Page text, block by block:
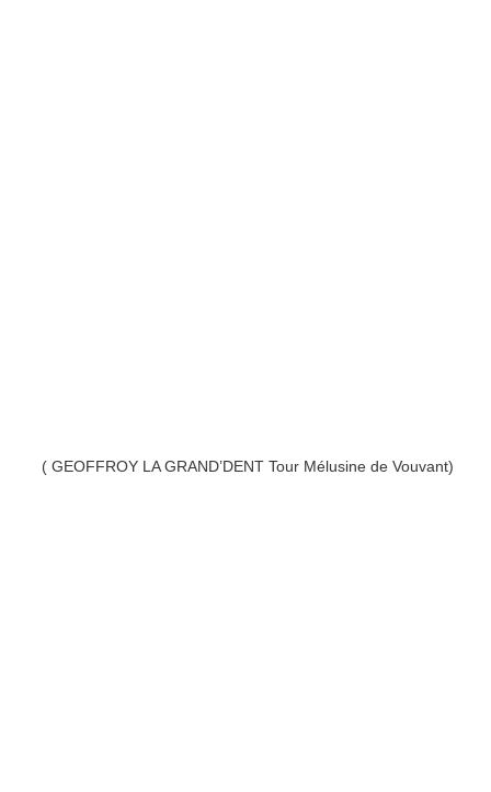
( GEOFFROY LA GRAND’DENT Tour Mélusine de Vouvant)